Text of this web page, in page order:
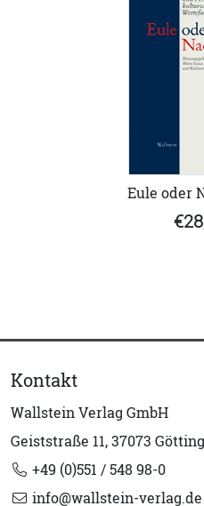
Eule oder
Kontakt
Wallstein Verlag GmbH
Geiststraße 11, 37073
+49 (0)551 / 548 98-0
info@wallstein-verlag.de